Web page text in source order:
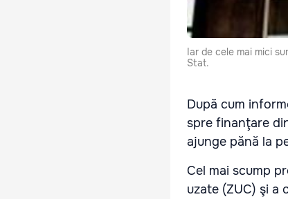
Iar de cele mai mici
Stat.
După cum
spre finanţare
ajunge pănă la
Cel mai scump
uzate (ZUC) şi a